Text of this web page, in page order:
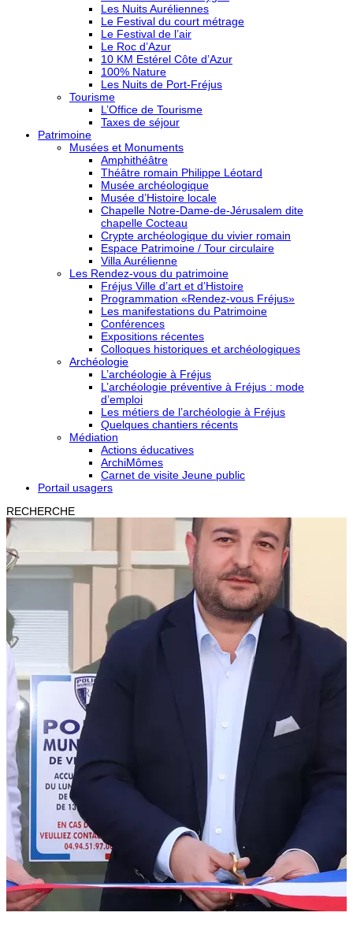
Les Nuits Auréliennes
Le Festival du court métrage
Le Festival de l’air
Le Roc d’Azur
10 KM Estérel Côte d’Azur
100% Nature
Les Nuits de Port-Fréjus
Tourisme
L’Office de Tourisme
Taxes de séjour
Patrimoine
Musées et Monuments
Amphithéâtre
Théâtre romain Philippe Léotard
Musée archéologique
Musée d’Histoire locale
Chapelle Notre-Dame-de-Jérusalem dite
chapelle Cocteau
Crypte archéologique du vivier romain
Espace Patrimoine / Tour circulaire
Villa Aurélienne
Les Rendez-vous du patrimoine
Fréjus Ville d’art et d’Histoire
Programmation «Rendez-vous Fréjus»
Les manifestations du Patrimoine
Conférences
Expositions récentes
Colloques historiques et archéologiques
Archéologie
L’archéologie à Fréjus
L’archéologie préventive à Fréjus : mode
d’emploi
Les métiers de l’archéologie à Fréjus
Quelques chantiers récents
Médiation
Actions éducatives
ArchiMômes
Carnet de visite Jeune public
Portail usagers
RECHERCHE